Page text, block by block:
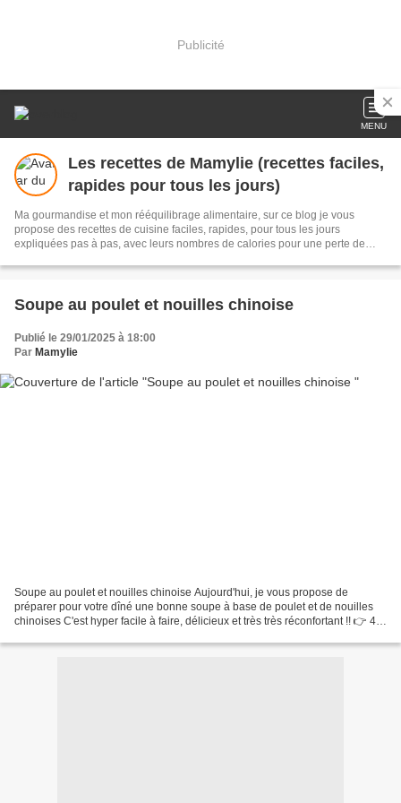
Publicité
MENU
Les recettes de Mamylie (recettes faciles,
rapides pour tous les jours)
Ma gourmandise et mon rééquilibrage alimentaire, sur ce blog je vous
propose des recettes de cuisine faciles, rapides, pour tous les jours
expliquées pas à pas, avec leurs nombres de calories pour une perte de
Soupe au poulet et nouilles chinoise
Publié le 29/01/2025 à 18:00
Par Mamylie
Soupe au poulet et nouilles chinoise Aujourd'hui, je vous propose de
préparer pour votre dîné une bonne soupe à base de poulet et de nouilles
chinoises C'est hyper facile à faire, délicieux et très très réconfortant !! 👉 48